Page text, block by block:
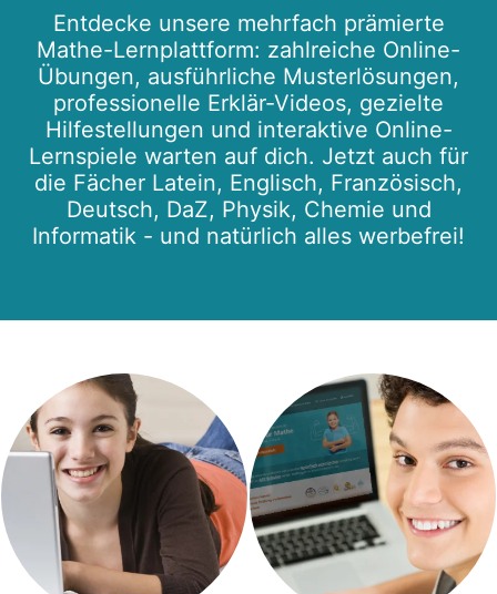
Entdecke unsere mehrfach prämierte
Mathe-Lernplattform: zahlreiche Online-
Übungen, ausführliche Musterlösungen,
professionelle Erklär-Videos, gezielte
Hilfestellungen und interaktive Online-
Lernspiele warten auf dich. Jetzt auch für
die Fächer Latein, Englisch, Französisch,
Deutsch, DaZ, Physik, Chemie und
Informatik - und natürlich alles werbefrei!